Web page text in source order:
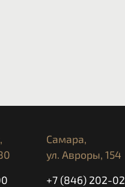
превосходству и
комфорту и
сжата для
вентиляция
Fid-lock®
Самара,
ул. Авроры, 154
+7 (846) 202-